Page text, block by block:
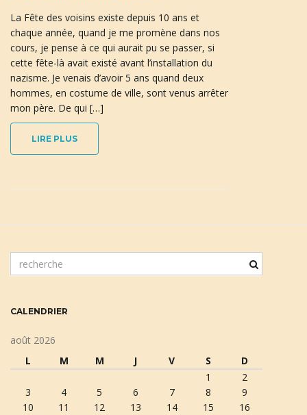
La Fête des voisins existe depuis 10 ans et
chaque année, quand je me promène dans nos
cours, je pense à ce qui aurait pu se passer, si
cette fête-là avait existé avant l’installation du
nazisme. Je venais d’avoir 5 ans quand deux
hommes, en costume de ville, sont venus arrêter
mon père. De qui […]
LIRE PLUS
o
CALENDRIER
août 2026
L
M M J V S D
1
2
3
4 5 6 7 8
9
10
11 12 13 14 15
16